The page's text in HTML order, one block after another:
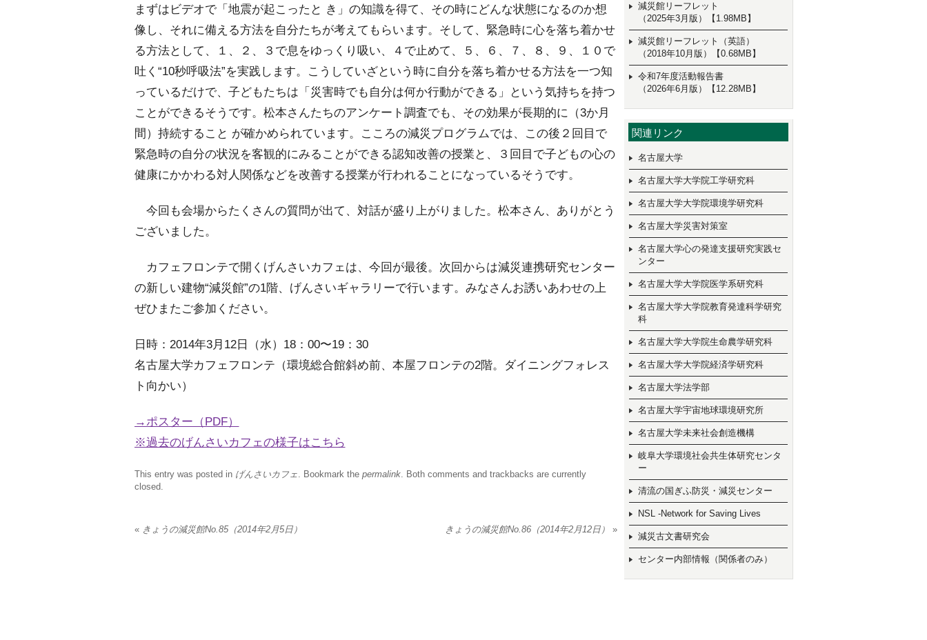
まずはビデオで「地震が起こったと き」の知識を得て、その時にどんな状態になるのか想
像し、それに備える方法を自分たちが考えてもらいます。そして、緊急時に心を落ち着かせ
る方法として、１、２、３で息をゆっくり吸い、４で止めて、５、６、７、８、９、１０で
吐く“10秒呼吸法”を実践します。こうしていざという時に自分を落ち着かせる方法を一つ知
っているだけで、子どもたちは「災害時でも自分は何か行動ができる」という気持ちを持つ
ことができるそうです。松本さんたちのアンケート調査でも、その効果が長期的に（3か月
間）持続すること が確かめられています。こころの減災プログラムでは、この後２回目で
緊急時の自分の状況を客観的にみることができる認知改善の授業と、３回目で子どもの心の
健康にかかわる対人関係などを改善する授業が行われることになっているそうです。
今回も会場からたくさんの質問が出て、対話が盛り上がりました。松本さん、ありがとう
ございました。
カフェフロンテで開くげんさいカフェは、今回が最後。次回からは減災連携研究センター
の新しい建物“減災館”の1階、げんさいギャラリーで行います。みなさんお誘いあわせの上
ぜひまたご参加ください。
日時：2014年3月12日（水）18：00〜19：30
名古屋大学カフェフロンテ（環境総合館斜め前、本屋フロンテの2階。ダイニングフォレス
ト向かい）
→ポスター（PDF）
※過去のげんさいカフェの様子はこちら
This entry was posted in げんさいカフェ. Bookmark the permalink. Both comments and trackbacks are currently
closed.
«きょうの減災館No.85（2014年2月5日） きょうの減災館No.86（2014年2月12日） »
減災館リーフレット
（2025年3月版）【1.98MB】
減災館リーフレット（英語）
（2018年10月版）【0.68MB】
令和7年度活動報告書
（2026年6月版）【12.28MB】
関連リンク
名古屋大学
名古屋大学大学院工学研究科
名古屋大学大学院環境学研究科
名古屋大学災害対策室
名古屋大学心の発達支援研究実践セ
ンター
名古屋大学大学院医学系研究科
名古屋大学大学院教育発達科学研究
科
名古屋大学大学院生命農学研究科
名古屋大学大学院経済学研究科
名古屋大学法学部
名古屋大学宇宙地球環境研究所
名古屋大学未来社会創造機構
岐阜大学環境社会共生体研究センタ
ー
清流の国ぎふ防災・減災センター
NSL -Network for Saving Lives
減災古文書研究会
センター内部情報（関係者のみ）